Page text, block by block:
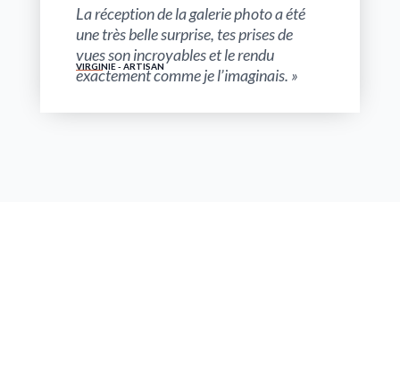
La réception de la galerie photo a été
une très belle surprise, tes prises de
vues son incroyables et le rendu
exactement comme je l’imaginais. »
VIRGINIE - ARTISAN